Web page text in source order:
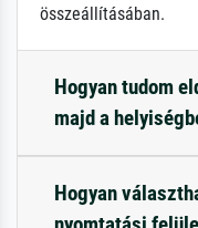
összeállításában.
Hogyan tudom
majd a
Hogyan